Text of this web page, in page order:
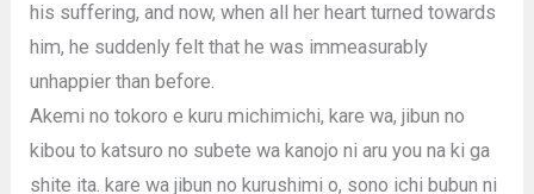
his suffering, and now, when all her heart turned towards
him, he suddenly felt that he was immeasurably
unhappier than before.
Akemi no tokoro e kuru michimichi, kare wa, jibun no
kibou to katsuro no subete wa kanojo ni aru you na ki ga
shite ita. kare wa jibun no kurushimi o, sono ichi bubun ni